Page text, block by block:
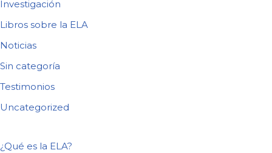
Investigación
Libros sobre la ELA
Noticias
Sin categoría
Testimonios
Uncategorized
¿Qué es la ELA?